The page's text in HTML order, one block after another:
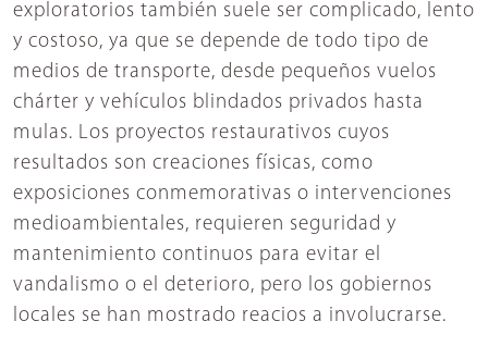
exploratorios también suele ser complicado, lento
y costoso, ya que se depende de todo tipo de
medios de transporte, desde pequeños vuelos
chárter y vehículos blindados privados hasta
mulas. Los proyectos restaurativos cuyos
resultados son creaciones físicas, como
exposiciones conmemorativas o intervenciones
medioambientales, requieren seguridad y
mantenimiento continuos para evitar el
vandalismo o el deterioro, pero los gobiernos
locales se han mostrado reacios a involucrarse.